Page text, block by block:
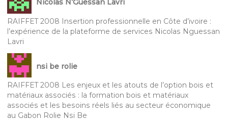
Nicolas N’Guessan Lavri
RAIFFET 2008 Insertion professionnelle en Côte d’ivoire :
l’expérience de la plateforme de services Nicolas Nguessan
Lavri
nsi be rolie
RAIFFET 2008 Les enjeux et les atouts de l’option bois et
matériaux associés : la formation bois et matériaux
associés et les besoins réels liés au secteur économique
au Gabon Rolie Nsi Be